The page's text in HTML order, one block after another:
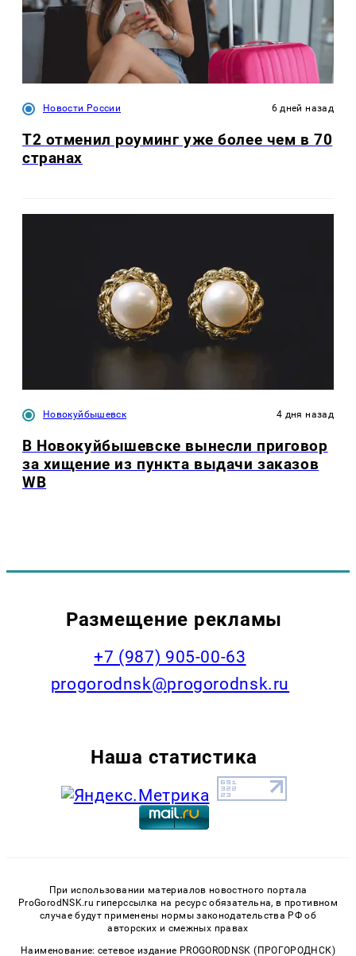
Новости России 6 дней назад
Т2 отменил роуминг уже более чем в 70
странах
Новокуйбышевск 4 дня назад
В Новокуйбышевске вынесли приговор
за хищение из пункта выдачи заказов
WB
Размещение рекламы
+7 (987) 905-00-63
progorodnsk@progorodnsk.ru
Наша статистика
При использовании материалов новостного портала
ProGorodNSK.ru гиперссылка на ресурс обязательна, в противном
случае будут применены нормы законодательства РФ об
авторских и смежных правах
Наименование: сетевое издание PROGORODNSK (ПРОГОРОДНСК)